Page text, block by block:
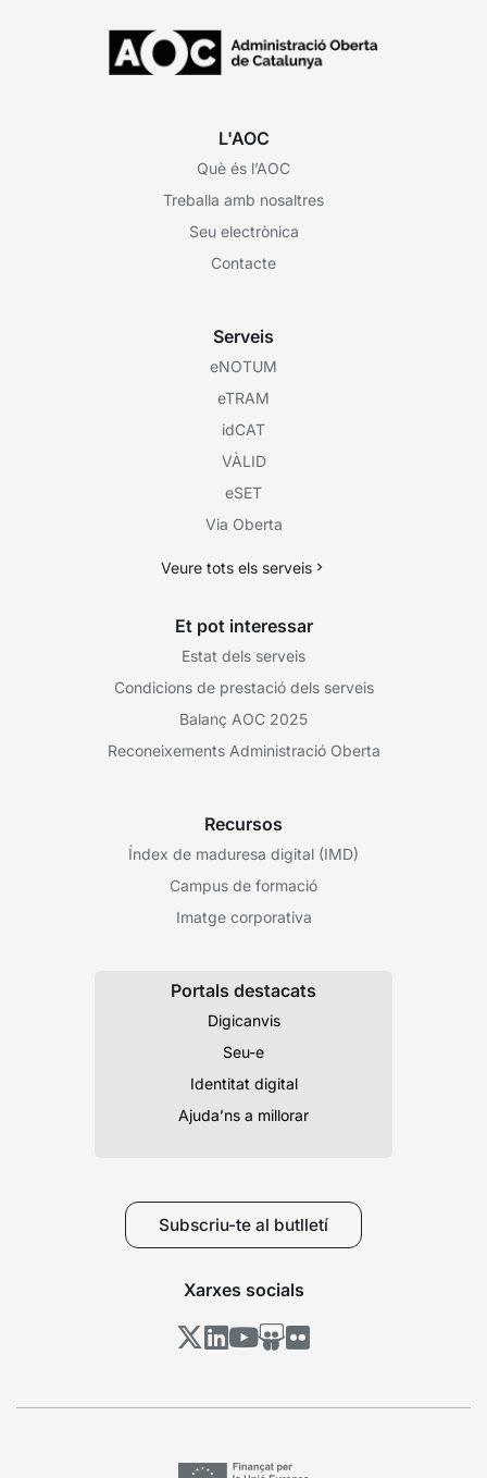
L'AOC
Què és l’AOC
Treballa amb nosaltres
Seu electrònica
Contacte
Serveis
eNOTUM
eTRAM
idCAT
VÀLID
eSET
Via Oberta
Veure tots els serveis
Et pot interessar
Estat dels serveis
Condicions de prestació dels serveis
Balanç AOC 2025
Reconeixements Administració Oberta
Recursos
Índex de maduresa digital (IMD)
Campus de formació
Imatge corporativa
Portals destacats
Digicanvis
Seu-e
Identitat digital
Ajuda’ns a millorar
Subscriu-te al butlletí
Xarxes socials